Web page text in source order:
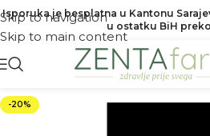
Skip to navigation
Skip to main content
Isporuka je besplatna u Kantonu
u ostatku BiH preko
-20%